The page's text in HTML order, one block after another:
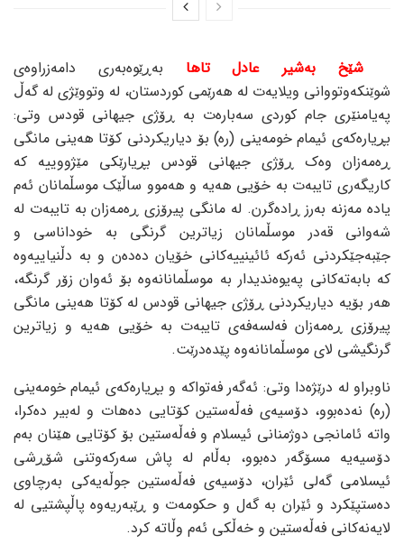
شێخ بەشیر عادل تاها بەڕێوەبەری دامەزراوەی
شوێنکەوتووانی ویلایەت لە هەرێمی کوردستان، لە وتووێژی لە گەڵ
پەیامنێری جام کوردی سەبارەت بە ڕۆژی جیهانی قودس وتی:
بڕیارەکەی ئیمام خومەینی (رە) بۆ دیاریکردنی کۆتا هەینی مانگی
ڕەمەزان وەک ڕۆژی جیهانی قودس بڕیارێکی مێژووییە کە
کاریگەری تایبەت بە خۆیی هەیە و هەموو ساڵێک موسڵمانان ئەم
یادە مەزنە بەرز ڕادەگرن. لە مانگی پیرۆزی ڕەمەزان بە تایبەت لە
شەوانی قەدر موسڵمانان زیاترین گرنگی بە خوداناسی و
جێبەجێکردنی ئەرکە ئائینییەکانی خۆیان دەدەن و بە دڵنیاییەوە
کە بابەتەکانی پەیوەندیدار بە موسڵمانانەوە بۆ ئەوان زۆر گرنگە،
هەر بۆیە دیاریکردنی ڕۆژی جیهانی قودس لە کۆتا هەینی مانگی
پیرۆزی ڕەمەزان فەلسەفەی تایبەت بە خۆیی هەیە و زیاترین
گرنگیشی لای موسڵمانانەوە پێدەدرێت.
ناوبراو لە درێژەدا وتی: ئەگەر فەتواکە و بڕیارەکەی ئیمام خومەینی
(رە) نەدەبوو، دۆسیەی فەڵەستین کۆتایی دەهات و لەبیر دەکرا،
واتە ئامانجی دوژمنانی ئیسلام و فەڵەستین بۆ کۆتایی هێنان بەم
دۆسیەیە مسۆگەر دەبوو، بەڵام لە پاش سەرکەوتنی شۆڕشی
ئیسلامی گەلی ئێران، دۆسیەی فەڵەستین جوڵەیەکی بەرچاوی
دەستپێکرد و ئێران بە گەل و حکومەت و ڕێبەریەوە پاڵپشتیی لە
لایەنەکانی فەڵەستین و خەڵکی ئەم وڵاتە کرد.